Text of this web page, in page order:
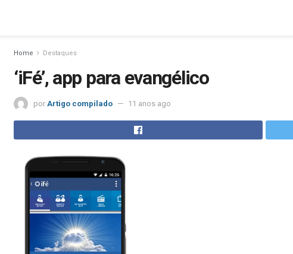
Home Destaques
‘iFé’, app para evangélico
por Artigo compilado 11 anos ago